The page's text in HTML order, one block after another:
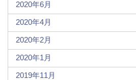
2020年6月
2020年4月
2020年2月
2020年1月
2019年11月